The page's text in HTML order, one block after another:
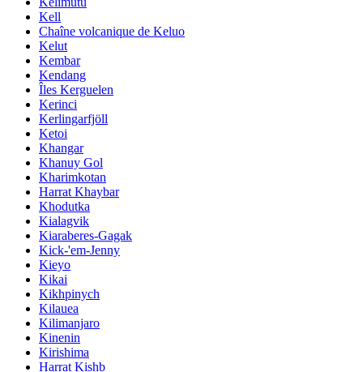
Kell
Chaîne volcanique de Keluo
Kelut
Kembar
Kendang
Îles Kerguelen
Kerinci
Kerlingarfjöll
Ketoi
Khangar
Khanuy Gol
Kharimkotan
Harrat Khaybar
Khodutka
Kialagvik
Kiaraberes-Gagak
Kick-'em-Jenny
Kieyo
Kikai
Kikhpinych
Kilauea
Kilimanjaro
Kinenin
Kirishima
Harrat Kishb